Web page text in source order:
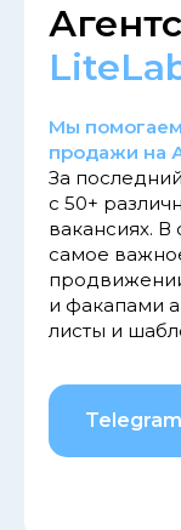
Мы
продажи на
За
с 50+
вакансиях.
самое
и факапами
листы и